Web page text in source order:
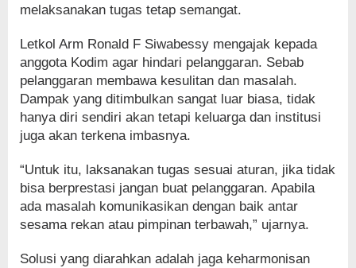
melaksanakan tugas tetap semangat.
Letkol Arm Ronald F Siwabessy mengajak kepada
anggota Kodim agar hindari pelanggaran. Sebab
pelanggaran membawa kesulitan dan masalah.
Dampak yang ditimbulkan sangat luar biasa, tidak
hanya diri sendiri akan tetapi keluarga dan institusi
juga akan terkena imbasnya.
“Untuk itu, laksanakan tugas sesuai aturan, jika tidak
bisa berprestasi jangan buat pelanggaran. Apabila
ada masalah komunikasikan dengan baik antar
sesama rekan atau pimpinan terbawah,” ujarnya.
Solusi yang diarahkan adalah jaga keharmonisan